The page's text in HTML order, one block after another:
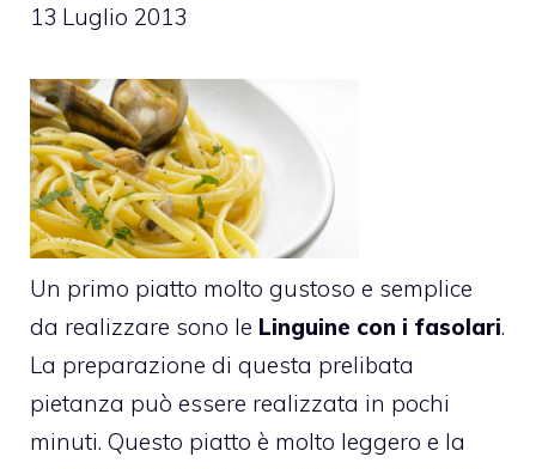
13 Luglio 2013
Un primo piatto molto gustoso e semplice
da realizzare sono le Linguine con i fasolari.
La preparazione di questa prelibata
pietanza può essere realizzata in pochi
minuti. Questo piatto è molto leggero e la